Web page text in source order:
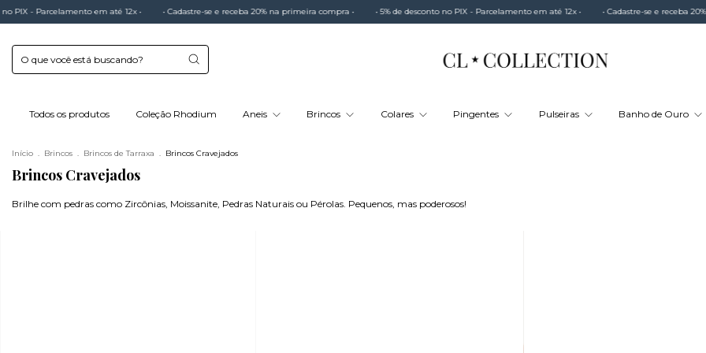
até 12x • • Cadastre-se e receba 20% na primeira compra • • 5% de desconto no PIX - Parcelamento em até 12x • • Cadastre-se e receba 20% na primeira compra •
Todos os produtos Coleção Rhodium Aneis Brincos Colares Pingentes Pulseiras Banho de Ouro
Início . Brincos . Brincos de Tarraxa . Brincos Cravejados
Brincos Cravejados
Brilhe com pedras como Zircônias, Moissanite, Pedras Naturais ou Pérolas. Pequenos, mas poderosos!